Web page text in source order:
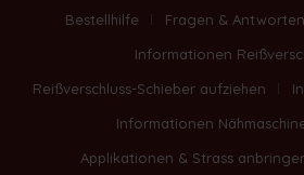
Bestellhilfe Fragen & Antworten
Informationen
Reißverschluss-Schieber aufziehen
Informationen
Applikationen & Strass